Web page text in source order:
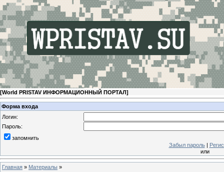
[World PRISTAV ИНФОРМАЦИОННЫЙ ПОРТАЛ]
Форма входа
Логин:
Пароль:
запомнить
Забыл пароль|
или
Главная » Материалы »